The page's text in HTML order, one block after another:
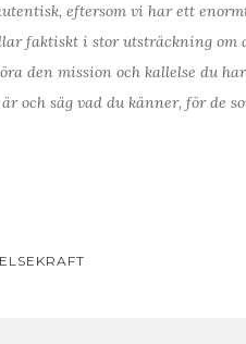
eftersom vi har ett
faktiskt i stor utsträckning om
den mission och kallelse du
är och säg vad du känner, för de